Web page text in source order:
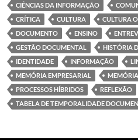
CIÊNCIAS DA INFORMAÇÃO
CRÍTICA
CULTURA CULTURA
DOCUMENTO
ENSINO
GESTÃO DOCUMENTAL
HISTÓRIA
IDENTIDADE
INFORMAÇÃO
MEMÓRIA EMPRESARIAL
PROCESSOS HÍBRIDOS
REFLEXÃO
TABELA DE TEMPORALIDADE